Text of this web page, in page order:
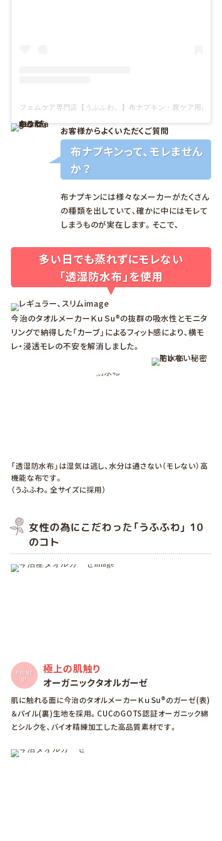
フェムケア専門店【うふふわ。】布ナプキン・膣ケア用品
お客様からよくいただくご質問
布ナプキンって、モレません
か？
布ナプキンには様々なメーカーがたくさん
の種類を出していて、確かに中にはモレて
しまうものが実在します。そこで、
多い日でも蒸れずにモレない
「透湿防水布」を使用
今治のタオルメーカーＫｕＳu®の抜群の吸水性とモニタ
リングで納得した「カーブ」によるフィット感により、横モ
レ・浸透モレの不安を解消しました。
「透湿防水布」は湿気は逃し、水分は通さない（モレない）高
機能な布です。
（うふふわ。全サイズに採用）
女性の為にこだわった「うふふわ」 10
のコト
POINT
01
極上の肌触り
オーガニックタオルガーゼ
肌に触れる面に今治のタオルメーカーＫｕＳu®のガーゼ(表)
＆パイル(裏)生地を採用。CUCのGOTS認証オーガニック綿
とシルクを、バイオ精練加工した高品質素材です。